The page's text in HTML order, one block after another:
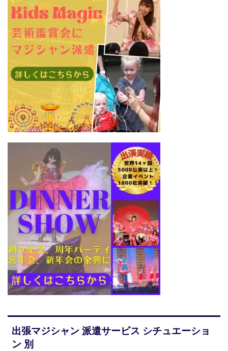
出張マジシャン 派遣サービス シチュエーショ
ン 別